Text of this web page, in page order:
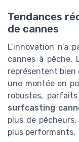
Tendances
de cannes
L’innovation n’a
cannes à pêche.
représentent bien
une montée en
robustes,
surfcasting
plus de
plus performants.